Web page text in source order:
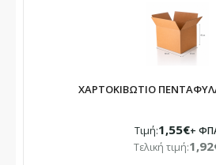
ΧΑΡΤΟΚΙΒΩΤΙΟ
Τιμή:1,55€+
Τελική τιμή: